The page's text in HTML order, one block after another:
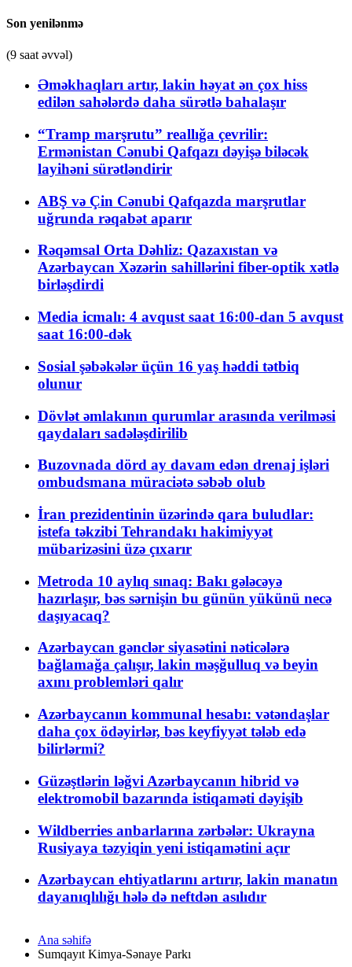
Son yenilənmə
(9 saat əvvəl)
Əməkhaqları artır, lakin həyat ən çox hiss
edilən sahələrdə daha sürətlə bahalaşır
“Tramp marşrutu” reallığa çevrilir:
Ermənistan Cənubi Qafqazı dəyişə biləcək
layihəni sürətləndirir
ABŞ və Çin Cənubi Qafqazda marşrutlar
uğrunda rəqabət aparır
Rəqəmsal Orta Dəhliz: Qazaxıstan və
Azərbaycan Xəzərin sahillərini fiber-optik xətlə
birləşdirdi
Media icmalı: 4 avqust saat 16:00-dan 5 avqust
saat 16:00-dək
Sosial şəbəkələr üçün 16 yaş həddi tətbiq
olunur
Dövlət əmlakının qurumlar arasında verilməsi
qaydaları sadələşdirilib
Buzovnada dörd ay davam edən drenaj işləri
ombudsmana müraciətə səbəb olub
İran prezidentinin üzərində qara buludlar:
istefa təkzibi Tehrandakı hakimiyyət
mübarizəsini üzə çıxarır
Metroda 10 aylıq sınaq: Bakı gələcəyə
hazırlaşır, bəs sərnişin bu günün yükünü necə
daşıyacaq?
Azərbaycan gənclər siyasətini nəticələrə
bağlamağa çalışır, lakin məşğulluq və beyin
axını problemləri qalır
Azərbaycanın kommunal hesabı: vətəndaşlar
daha çox ödəyirlər, bəs keyfiyyət tələb edə
bilirlərmi?
Güzəştlərin ləğvi Azərbaycanın hibrid və
elektromobil bazarında istiqaməti dəyişib
Wildberries anbarlarına zərbələr: Ukrayna
Rusiyaya təzyiqin yeni istiqamətini açır
Azərbaycan ehtiyatlarını artırır, lakin manatın
dayanıqlılığı hələ də neftdən asılıdır
Ana səhifə
Sumqayıt Kimya-Sənaye Parkı